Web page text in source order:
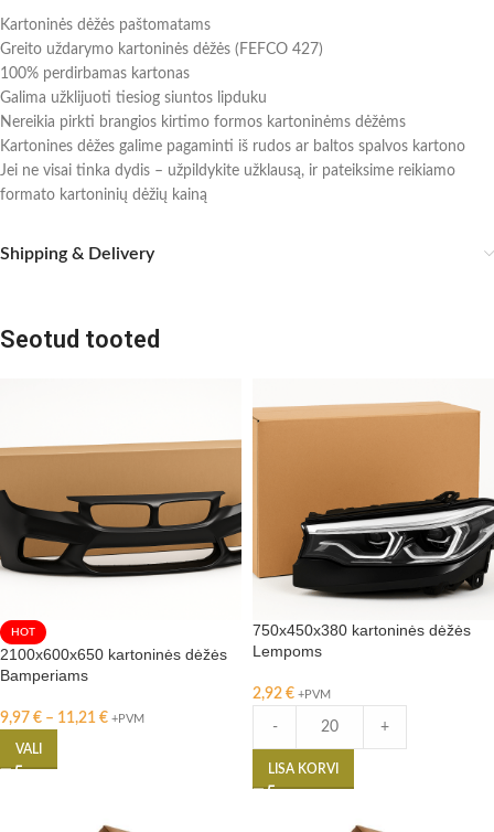
Kartoninės dėžės paštomatams
Greito uždarymo kartoninės dėžės (FEFCO 427)
100% perdirbamas kartonas
Galima užklijuoti tiesiog siuntos lipduku
Nereikia pirkti brangios kirtimo formos kartoninėms dėžėms
Kartonines dėžes galime pagaminti iš rudos ar baltos spalvos kartono
Jei ne visai tinka dydis – užpildykite užklausą, ir pateiksime reikiamo
formato kartoninių dėžių kainą
Shipping & Delivery
Seotud tooted
HOT
2100x600x650 kartoninės dėžės
Bamperiams
9,97 € – 11,21 € +PVM
VALI
750x450x380 kartoninės dėžės
Lempoms
2,92 € +PVM
- +
LISA KORVI